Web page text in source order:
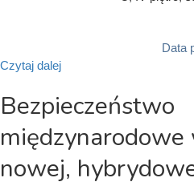
Data
Czytaj dalej
Bezpieczeństwo
międzynarodowe
nowej,